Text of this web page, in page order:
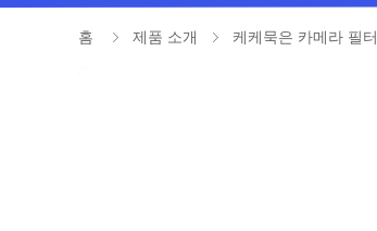
홈 제품 소개 케케묵은 카메라 필터